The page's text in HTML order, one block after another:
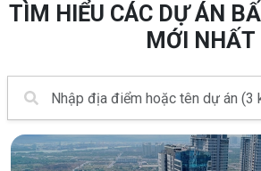
TÌM HIỂU CÁC DỰ ÁN
MỚI NHẤT